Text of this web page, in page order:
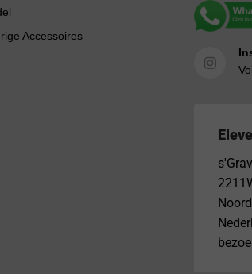
Accessoires